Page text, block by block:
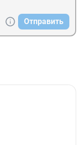
Отправить